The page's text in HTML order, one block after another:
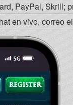
PayPal, Skrill;
en vivo, correo